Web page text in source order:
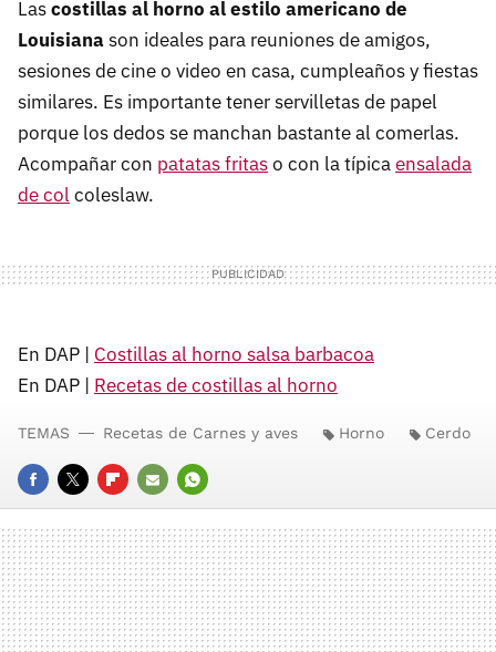
Lascostillas al horno al estilo americano de
Louisianason ideales para reuniones de amigos,
sesiones de cine o video en casa, cumpleaños y fiestas
similares. Es importante tener servilletas de papel
porque los dedos se manchan bastante al comerlas.
Acompañar con patatas fritaso con la típicaensalada
de colcoleslaw.
En DAP | Costillas al horno salsa barbacoa
En DAP | Recetas de costillas al horno
FACEBOOK
TWITTERFLIPBOARD
E-
MAIL
WHATSAPP
TEMAS Recetas de Carnes y aves Horno Cerdo